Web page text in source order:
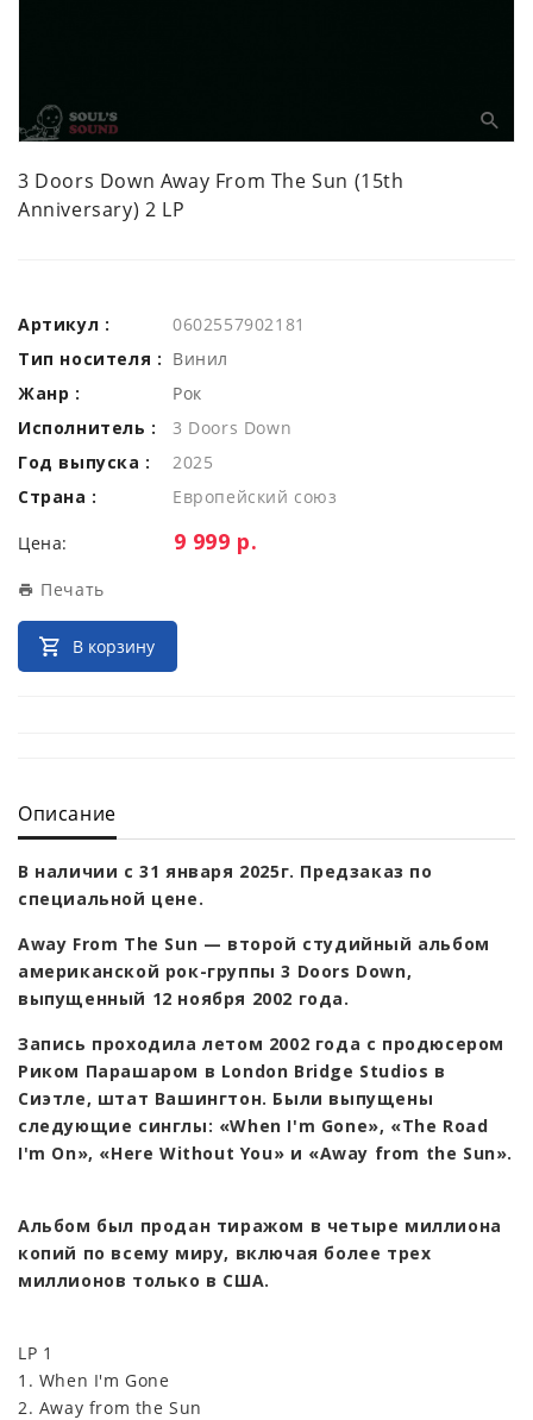
3 Doors Down Away From The Sun (15th
Anniversary) 2 LP
Артикул :
0602557902181
Тип носителя : Винил
Жанр :
Рок
Исполнитель :
3 Doors Down
Год выпуска :
2025
Страна :
Европейский союз
Цена: Цена:
9 999 р.
Печать
В корзину
Описание
В наличии с 31 января 2025г. Предзаказ по
специальной цене.
Away From The Sun — второй студийный альбом
американской рок-группы 3 Doors Down,
выпущенный 12 ноября 2002 года.
Запись проходила летом 2002 года с продюсером
Риком Парашаром в London Bridge Studios в
Сиэтле, штат Вашингтон. Были выпущены
следующие синглы: «When I'm Gone», «The Road
I'm On», «Here Without You» и «Away from the Sun».
Альбом был продан тиражом в четыре миллиона
копий по всему миру, включая более трех
миллионов только в США.
LP 1
1. When I'm Gone
2. Away from the Sun